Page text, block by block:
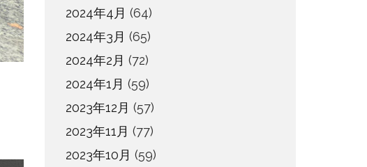
2024年4月 (64)
2024年3月 (65)
2024年2月 (72)
2024年1月 (59)
2023年12月 (57)
2023年11月 (77)
2023年10月 (59)